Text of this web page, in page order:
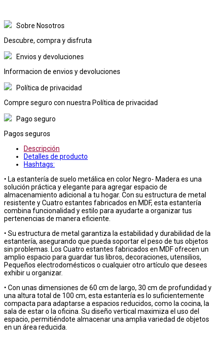
Sobre Nosotros
Descubre, compra y disfruta
Envios y devoluciones
Informacion de envios y devoluciones
Política de privacidad
Compre seguro con nuestra Política de privacidad
Pago seguro
Pagos seguros
Descripción
Detalles de producto
Hashtags:
• La estantería de suelo metálica en color Negro- Madera es una
solución práctica y elegante para agregar espacio de
almacenamiento adicional a tu hogar. Con su estructura de metal
resistente y Cuatro estantes fabricados en MDF, esta estantería
combina funcionalidad y estilo para ayudarte a organizar tus
pertenencias de manera eficiente.
• Su estructura de metal garantiza la estabilidad y durabilidad de la
estantería, asegurando que pueda soportar el peso de tus objetos
sin problemas. Los Cuatro estantes fabricados en MDF ofrecen un
amplio espacio para guardar tus libros, decoraciones, utensilios,
Pequeños electrodomésticos o cualquier otro artículo que desees
exhibir u organizar.
• Con unas dimensiones de 60 cm de largo, 30 cm de profundidad y
una altura total de 100 cm, esta estantería es lo suficientemente
compacta para adaptarse a espacios reducidos, como la cocina, la
sala de estar o la oficina. Su diseño vertical maximiza el uso del
espacio, permitiéndote almacenar una amplia variedad de objetos
en un área reducida.